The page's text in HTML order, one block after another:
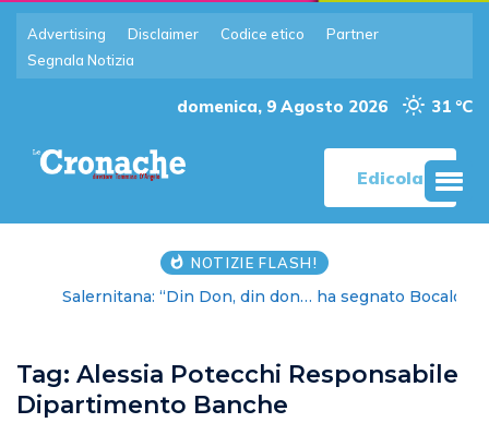
Advertising Disclaimer Codice etico
Partner
Segnala Notizia
domenica, 9 Agosto 2026 31 °C
Edicola
NOTIZIE FLASH!
Salernitana: “Din Don, din don… ha segnato Bocalon”
Tag: Alessia Potecchi Responsabile
Dipartimento Banche